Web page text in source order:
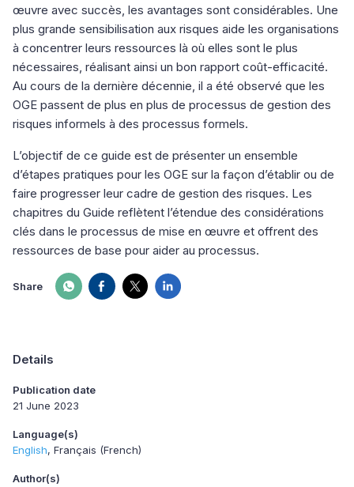
œuvre avec succès, les avantages sont considérables. Une
plus grande sensibilisation aux risques aide les organisations
à concentrer leurs ressources là où elles sont le plus
nécessaires, réalisant ainsi un bon rapport coût-efficacité.
Au cours de la dernière décennie, il a été observé que les
OGE passent de plus en plus de processus de gestion des
risques informels à des processus formels.
L’objectif de ce guide est de présenter un ensemble
d’étapes pratiques pour les OGE sur la façon d’établir ou de
faire progresser leur cadre de gestion des risques. Les
chapitres du Guide reflètent l’étendue des considérations
clés dans le processus de mise en œuvre et offrent des
ressources de base pour aider au processus.
Share
Details
Publication date
21 June 2023
Language(s)
English Français (French)
Author(s)